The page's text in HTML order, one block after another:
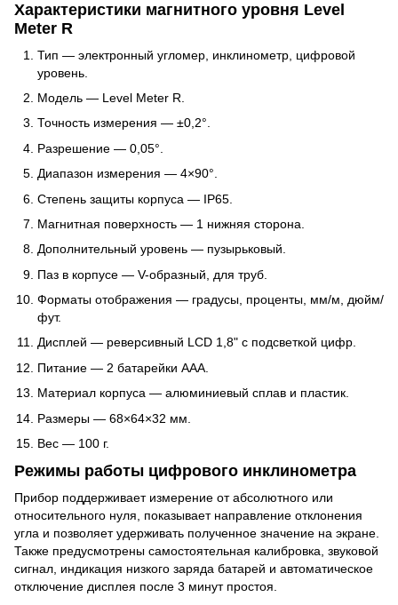
Характеристики магнитного уровня Level
Meter R
Тип — электронный угломер, инклинометр, цифровой
уровень.
Модель — Level Meter R.
Точность измерения — ±0,2°.
Разрешение — 0,05°.
Диапазон измерения — 4×90°.
Степень защиты корпуса — IP65.
Магнитная поверхность — 1 нижняя сторона.
Дополнительный уровень — пузырьковый.
Паз в корпусе — V-образный, для труб.
Форматы отображения — градусы, проценты, мм/м, дюйм/
фут.
Дисплей — реверсивный LCD 1,8" с подсветкой цифр.
Питание — 2 батарейки AAA.
Материал корпуса — алюминиевый сплав и пластик.
Размеры — 68×64×32 мм.
Вес — 100 г.
Режимы работы цифрового инклинометра
Прибор поддерживает измерение от абсолютного или
относительного нуля, показывает направление отклонения
угла и позволяет удерживать полученное значение на экране.
Также предусмотрены самостоятельная калибровка, звуковой
сигнал, индикация низкого заряда батарей и автоматическое
отключение дисплея после 3 минут простоя.